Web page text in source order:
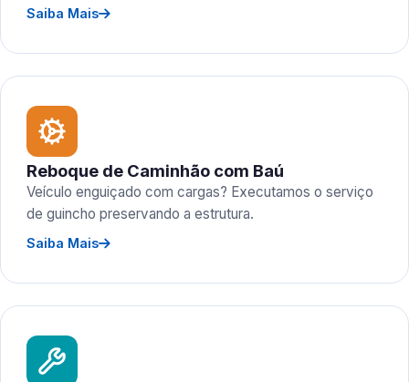
Saiba Mais
Reboque de Caminhão com Baú
Veículo enguiçado com cargas? Executamos o serviço
de guincho preservando a estrutura.
Saiba Mais